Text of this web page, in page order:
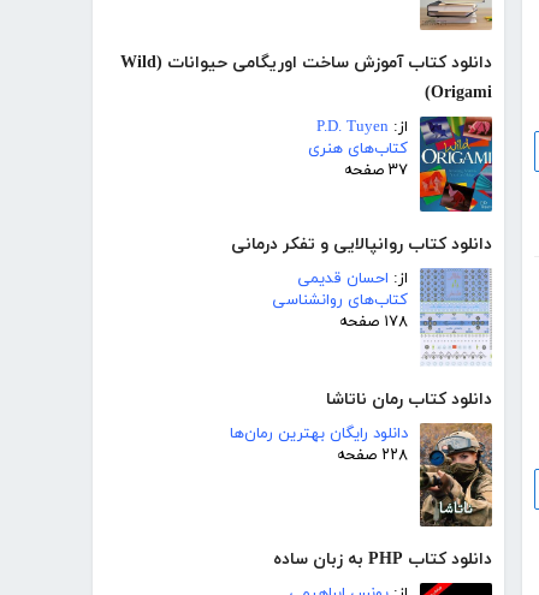
دانلود کتاب آموزش ساخت اوریگامی حیوانات (Wild
Origami)
از: P.D. Tuyen
کتاب‌های هنری
۳۷ صفحه
دانلود کتاب روانپالایی و تفکر درمانی
از: احسان قدیمی
کتاب‌های روانشناسی
۱۷۸ صفحه
دانلود کتاب رمان ناتاشا
دانلود رایگان بهترین رمان‌ها
۲۲۸ صفحه
دانلود کتاب PHP به زبان ساده